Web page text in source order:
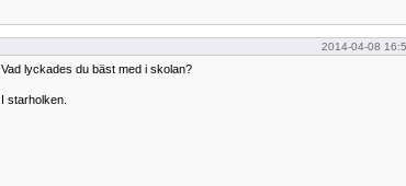
2014-04-08
Vad lyckades du bäst med i skolan?
I starholken.